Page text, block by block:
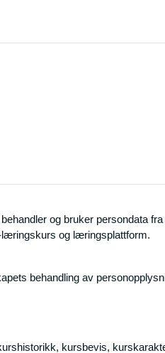
og bruker persondata
og læringsplattform.
behandling av
kursbevis,